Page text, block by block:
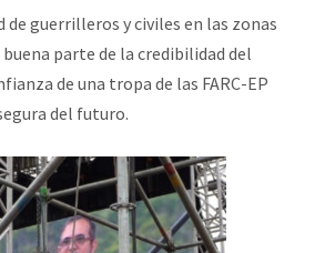
de guerrilleros y civiles en las zonas
buena parte de la credibilidad del
de una tropa de las FARC-EP
del futuro.